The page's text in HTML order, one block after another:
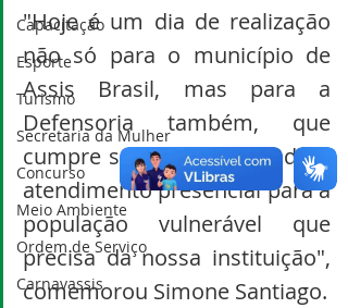
Capacitação
Esporte
Turismo
Secretaria da Mulher
Concurso
Meio Ambiente
Ordem de Serviço
Carnavassis
"Hoje é um dia de realização
não só para o município de
Assis Brasil, mas para a
Defensoria também, que
cumpre seu papel, trazendo o
atendimento presencial para a
população vulnerável que
precisa da nossa instituição",
comemorou Simone Santiago.